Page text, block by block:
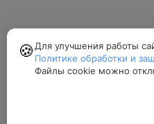
🍪 Для улучшения работы
Политике обработки и
Файлы cookie можно